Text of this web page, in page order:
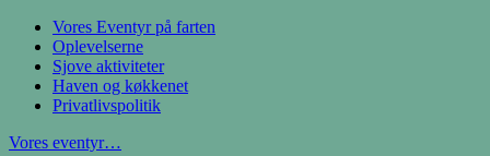
Vores Eventyr på farten
Oplevelserne
Sjove aktiviteter
Haven og køkkenet
Privatlivspolitik
Vores eventyr…